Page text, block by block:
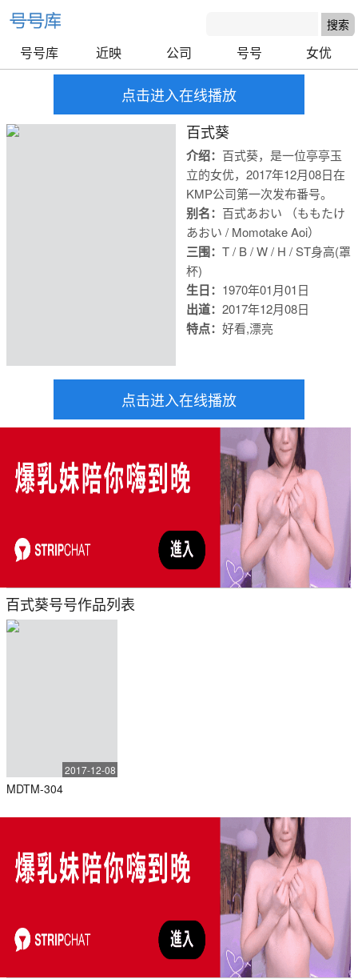
号号库 近映 公司 号号 女优
点击进入在线播放
百式葵
介绍： 百式葵，是一位亭亭玉
立的女优，2017年12月08日在
KMP公司第一次发布番号。
别名： 百式あおい （ももたけ
あおい / Momotake Aoi）
三围： T / B / W / H / ST身高(罩
杯)
生日： 1970年01月01日
出道： 2017年12月08日
特点： 好看,漂亮
点击进入在线播放
百式葵号号作品列表
2017-12-08
MDTM-304